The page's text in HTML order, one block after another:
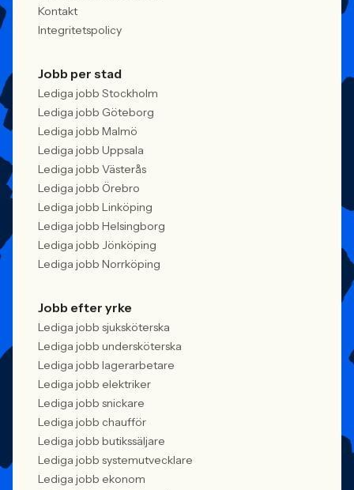
Kontakt
Integritetspolicy
Jobb per stad
Lediga jobb Stockholm
Lediga jobb Göteborg
Lediga jobb Malmö
Lediga jobb Uppsala
Lediga jobb Västerås
Lediga jobb Örebro
Lediga jobb Linköping
Lediga jobb Helsingborg
Lediga jobb Jönköping
Lediga jobb Norrköping
Jobb efter yrke
Lediga jobb sjuksköterska
Lediga jobb undersköterska
Lediga jobb lagerarbetare
Lediga jobb elektriker
Lediga jobb snickare
Lediga jobb chaufför
Lediga jobb butikssäljare
Lediga jobb systemutvecklare
Lediga jobb ekonom